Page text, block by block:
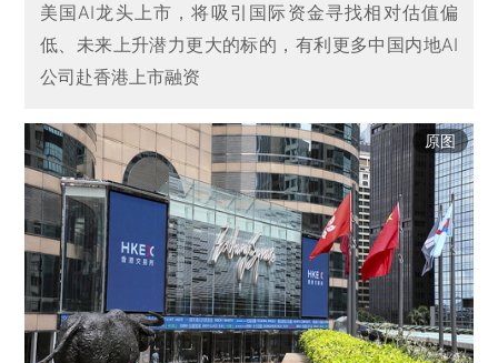
美国AI龙头上市，将吸引国际资金寻找相对估值偏
低、未来上升潜力更大的标的，有利更多中国内地AI
公司赴香港上市融资
原图